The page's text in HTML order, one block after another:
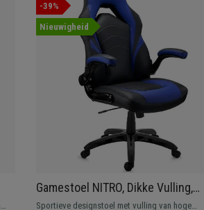
-39%
Nieuwigheid
Gamestoel NITRO, Dikke Vulling,
Opklapbare Armleuningen, in Zwart
Sportieve designstoel met vulling van hoge